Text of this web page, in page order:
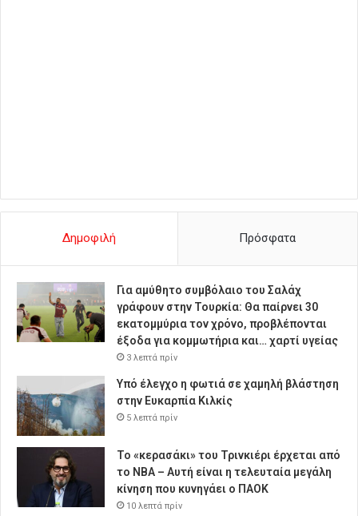
Δημοφιλή Πρόσφατα
Για αμύθητο συμβόλαιο του Σαλάχ
γράφουν στην Τουρκία: Θα παίρνει 30
εκατομμύρια τον χρόνο, προβλέπονται
έξοδα για κομμωτήρια και… χαρτί υγείας
3 λεπτά πρίν
Υπό έλεγχο η φωτιά σε χαμηλή βλάστηση
στην Ευκαρπία Κιλκίς
5 λεπτά πρίν
Το «κερασάκι» του Τρινκιέρι έρχεται από
το NBA – Αυτή είναι η τελευταία μεγάλη
κίνηση που κυνηγάει ο ΠΑΟΚ
10 λεπτά πρίν